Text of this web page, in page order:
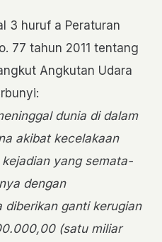
3 huruf a Peraturan
77 tahun 2011 tentang
Angkutan Udara
dunia di dalam
akibat kecelakaan
yang semata-
dengan
diberikan ganti kerugian
(satu miliar